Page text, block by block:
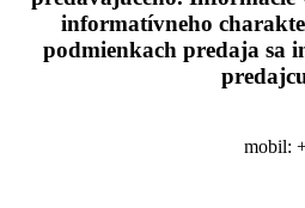
informatívneho
podmienkach predaja sa
mobil: